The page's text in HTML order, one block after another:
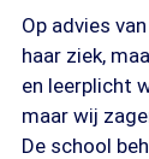
Op advies
haar ziek,
en leerplicht
maar wij
De school